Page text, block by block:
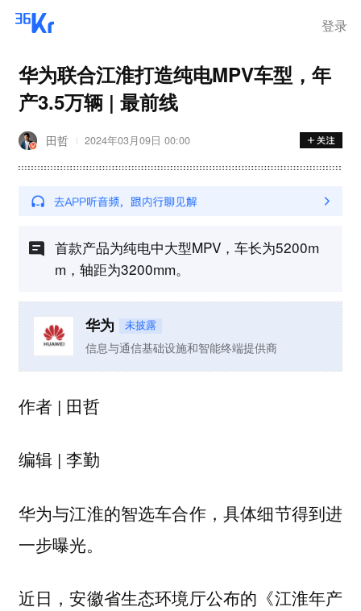
登录
华为联合江淮打造纯电MPV车型，年
产3.5万辆 | 最前线
田哲 2024年03月09日 00:00
首款产品为纯电中大型MPV，车长为5200m
m，轴距为3200mm。
华为 未披露
信息与通信基础设施和智能终端提供商
作者 | 田哲
编辑 | 李勤
华为与江淮的智选车合作，具体细节得到进
一步曝光。
近日，安徽省生态环境厅公布的《江淮年产